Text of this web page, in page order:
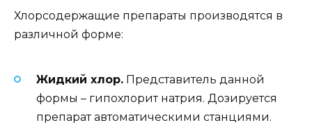
Хлорсодержащие препараты производятся в
различной форме:
Жидкий хлор. Представитель данной
формы – гипохлорит натрия. Дозируется
препарат автоматическими станциями.